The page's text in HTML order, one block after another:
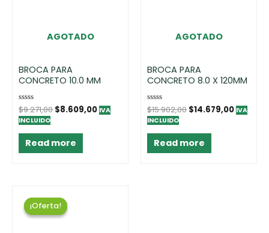
AGOTADO
BROCA PARA
CONCRETO 10.0 MM
Rated
0
out
$9.271,00 $8.609,00 IVA
INCLUIDO
Read more
AGOTADO
BROCA PARA
CONCRETO 8.0 X 120MM
Rated
0
out
$15.902,00 $14.679,00 IVA
INCLUIDO
Read more
¡Oferta!
¡Oferta!